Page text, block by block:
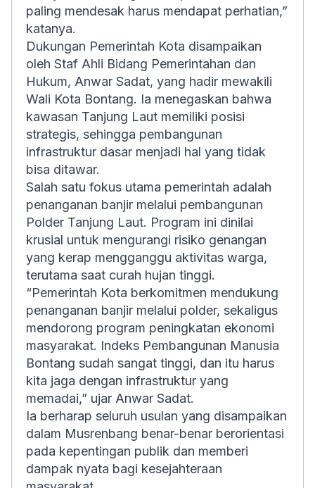
paling mendesak harus mendapat perhatian,”
katanya.
Dukungan Pemerintah Kota disampaikan
oleh Staf Ahli Bidang Pemerintahan dan
Hukum, Anwar Sadat, yang hadir mewakili
Wali Kota Bontang. Ia menegaskan bahwa
kawasan Tanjung Laut memiliki posisi
strategis, sehingga pembangunan
infrastruktur dasar menjadi hal yang tidak
bisa ditawar.
Salah satu fokus utama pemerintah adalah
penanganan banjir melalui pembangunan
Polder Tanjung Laut. Program ini dinilai
krusial untuk mengurangi risiko genangan
yang kerap mengganggu aktivitas warga,
terutama saat curah hujan tinggi.
“Pemerintah Kota berkomitmen mendukung
penanganan banjir melalui polder, sekaligus
mendorong program peningkatan ekonomi
masyarakat. Indeks Pembangunan Manusia
Bontang sudah sangat tinggi, dan itu harus
kita jaga dengan infrastruktur yang
memadai,” ujar Anwar Sadat.
Ia berharap seluruh usulan yang disampaikan
dalam Musrenbang benar-benar berorientasi
pada kepentingan publik dan memberi
dampak nyata bagi kesejahteraan